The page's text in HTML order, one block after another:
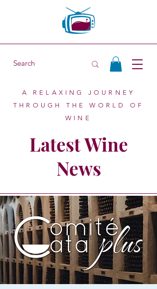
Latest Wine
News
A RELAXING JOURNEY
THROUGH THE WORLD OF
WINE